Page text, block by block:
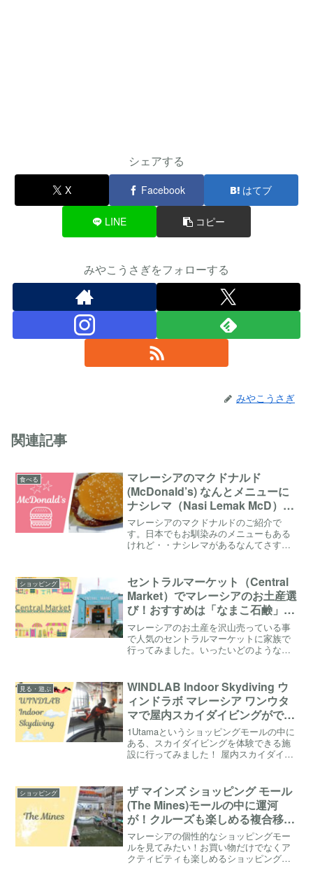
シェアする
X Facebook はてブ
LINE コピー
みやこうさぎをフォローする
みやこうさぎ
関連記事
食べる
マレーシアのマクドナルド
(McDonald’s) なんとメニューに
ナシレマ（Nasi Lemak McD）が
ある！？謎メニュー「サムライバ
ーガー」とは！？クアラルンプー
ルのマックの店舗の様子も紹介
マレーシアのマクドナルドのご紹介で
す。日本でもお馴染みのメニューもある
けれど・・ナシレマがあるなんてさすが
ショッピング
セントラルマーケット（Central
Market）でマレーシアのお土産選
び！おすすめは「なまこ石鹸」だ
けじゃない！？
マレーシアのお土産を沢山売っている事
で人気のセントラルマーケットに家族で
行ってみました。いったいどのような施
様子と、おすすめのマレーシア土産につ
いてもご紹介します。
見る・遊ぶ
WINDLAB Indoor Skydiving ウ
ィンドラボ マレーシア ワンウタ
マで屋内スカイダイビングができ
る！子供でも参加可能！
1Utamaというショッピングモールの中に
ある、スカイダイビングを体験できる施
設に行ってみました！ 屋内スカイダイビ
レンジしてみましたので、興味ある方は
ぜひチェックしてみて下さいね！
ショッピング
ザ マインズ ショッピング モール
(The Mines)モールの中に運河
が！クルーズも楽しめる複合移
設！モール内に川が流れる様子は
まるでベネチア！？
マレーシアの個性的なショッピングモー
ルを見てみたい！お買い物だけでなくア
クティビティも楽しめるショッピングモ